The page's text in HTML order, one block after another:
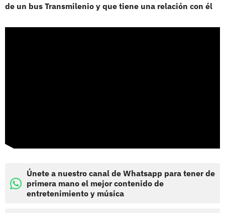
de un bus Transmilenio y que tiene una relación con él
Únete a nuestro canal de Whatsapp para tener de
primera mano el mejor contenido de
entretenimiento y música